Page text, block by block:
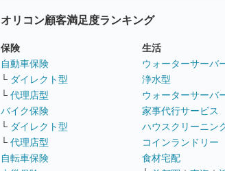
オリコン顧客満足度ランキング
保険
自動車保険
└ ダイレクト型
└ 代理店型
バイク保険
└ ダイレクト型
└ 代理店型
自転車保険
生活
ウォーターサーバ
浄水型
ウォーターサーバ
家事代行サービス
ハウスクリーニン
コインランドリー
食材宅配